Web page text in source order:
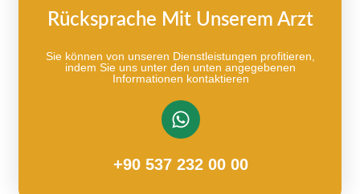
Rücksprache Mit Unserem Arzt
Sie können von unseren Dienstleistungen profitieren,
indem Sie uns unter den unten angegebenen
Informationen kontaktieren
+90 537 232 00 00